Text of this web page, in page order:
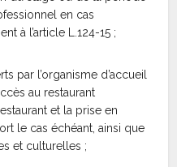
en cas
à l’article L.124-15 ;
par l’organisme d’accueil
au restaurant
et la prise en
le cas échéant, ainsi que
et culturelles ;